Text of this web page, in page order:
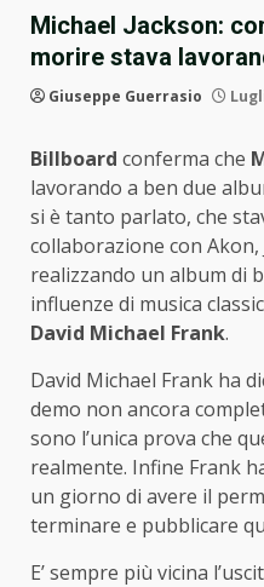
Michael Jackson:
morire stava
Giuseppe Guerrasio
Billboard conferma che
lavorando a ben due
si è tanto parlato, che
collaborazione con Akon,
realizzando un album di
influenze di musica
David Michael Frank.
David Michael Frank ha
demo non ancora
sono l’unica prova che
realmente. Infine Frank
un giorno di avere il
terminare e pubblicare
E’ sempre più vicina